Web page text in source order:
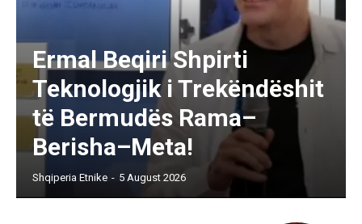
Ermal Beqiri Shpirti
Teknologjik i Trekëndëshit
të Bermudës Rama–
Berisha–Meta!
Shqiperia Etnike - 5 August 2026